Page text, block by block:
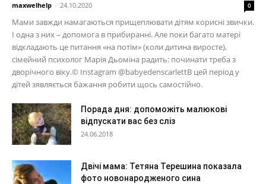
maxwelhelp - 24.10.2020 0
Мами завжди намагаються прищеплювати дітям корисні звички.
І одна з них – допомога в прибиранні. Але поки багато матері
відкладають це питання «на потім» (коли дитина виросте),
сімейний психолог Марія Дьоміна радить: починати треба з
дворічного віку.© Instagram @babyedenscarlettВ цей період у
дітей зявляється бажання робити щось самостійно.
Порада дня: допоможіть малюкові
відпускати вас без сліз
24.06.2018
Двічі мама: Тетяна Терешина показала
фото новонародженого сина